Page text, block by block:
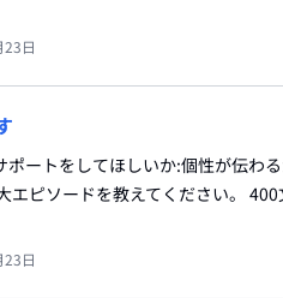
日
ートをしてほしいか:個性が伝わ
エピソードを教えてください。
日